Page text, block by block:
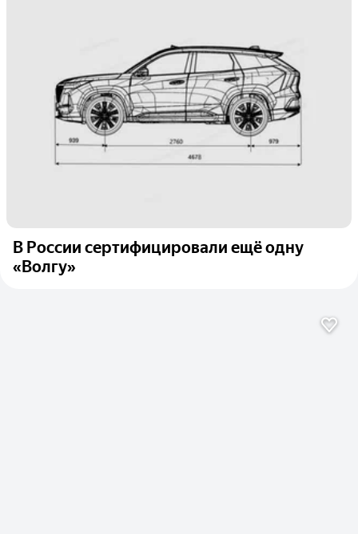
В России сертифицировали ещё одну
«Волгу»